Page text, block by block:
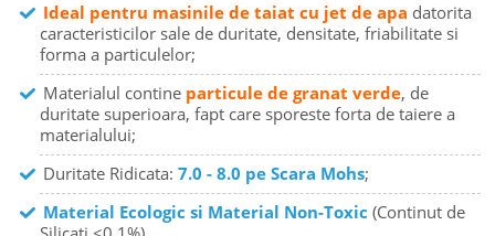
Ideal pentru masinile de taiat cu jet de apa datorita
caracteristicilor sale de duritate, densitate, friabilitate si
forma a particulelor;
Materialul contine particule de granat verde, de
duritate superioara, fapt care sporeste forta de taiere a
materialului;
Duritate Ridicata:7.0 - 8.0 pe Scara Mohs;
Material Ecologic si Material Non-Toxic (Continut de